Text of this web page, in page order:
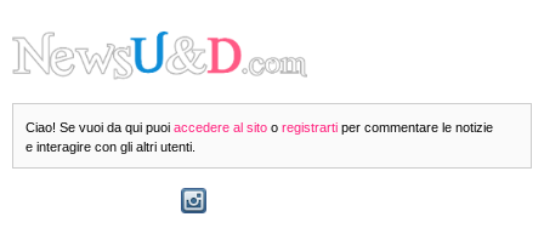
Ciao! Se vuoi da qui puoi accedere al sito o registrarti per commentare le notizie
e interagire con gli altri utenti.